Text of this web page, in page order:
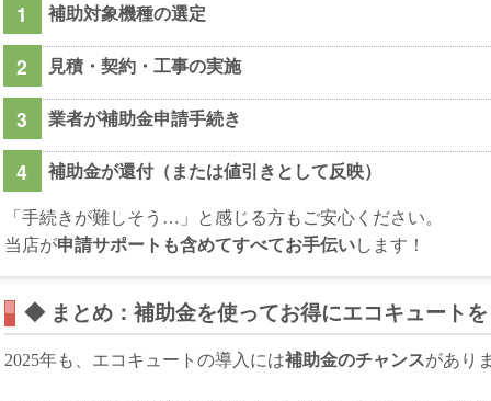
補助対象機種の選定
見積・契約・工事の実施
業者が補助金申請手続き
補助金が還付（または値引きとして反映）
「手続きが難しそう…」と感じる方もご安心ください。
当店が申請サポートも含めてすべてお手伝いします！
◆ まとめ：補助金を使ってお得にエコキュート
2025年も、エコキュートの導入には補助金のチャンスがあり